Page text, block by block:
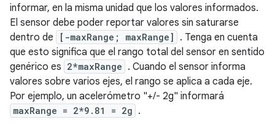
informar, en la misma unidad que los valores informados.
El sensor debe poder reportar valores sin saturarse
dentro de
[-maxRange; maxRange]
. Tenga en cuenta
que esto significa que el rango total del sensor en sentido
genérico es 2*maxRange . Cuando el sensor informa
valores sobre varios ejes, el rango se aplica a cada eje.
Por ejemplo, un acelerómetro "+/- 2g" informará
maxRange = 2*9.81 = 2g .